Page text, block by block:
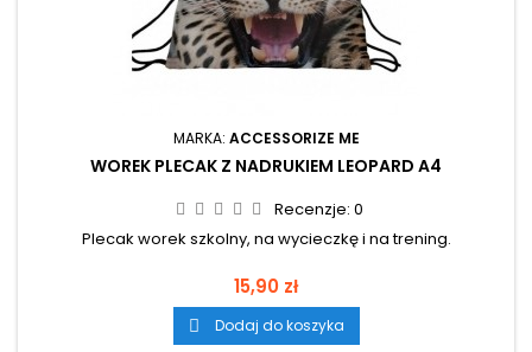
MARKA: ACCESSORIZE ME
WOREK PLECAK Z NADRUKIEM LEOPARD A4
Recenzje: 0
Plecak worek szkolny, na wycieczkę i na trening.
Cena
15,90 zł
 Dodaj do koszyka